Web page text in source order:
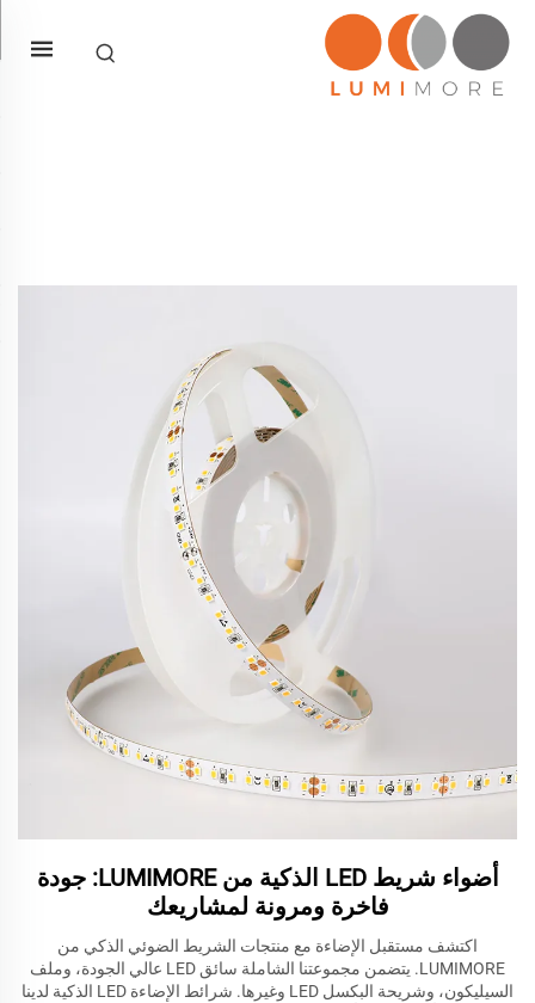
أضواء شريط LED الذكية من LUMIMORE: جودة
فاخرة ومرونة لمشاريعك
اكتشف مستقبل الإضاءة مع منتجات الشريط الضوئي الذكي من
LUMIMORE. يتضمن مجموعتنا الشاملة سائق LED عالي الجودة، وملف
السيليكون، وشريحة البكسل LED وغيرها. شرائط الإضاءة LED الذكية لدينا